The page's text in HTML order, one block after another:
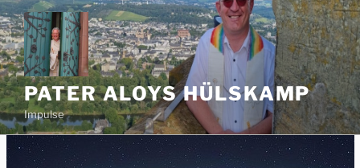
Zum
Inhalt
springen
PATER ALOYS HÜLSKAMP
Impulse